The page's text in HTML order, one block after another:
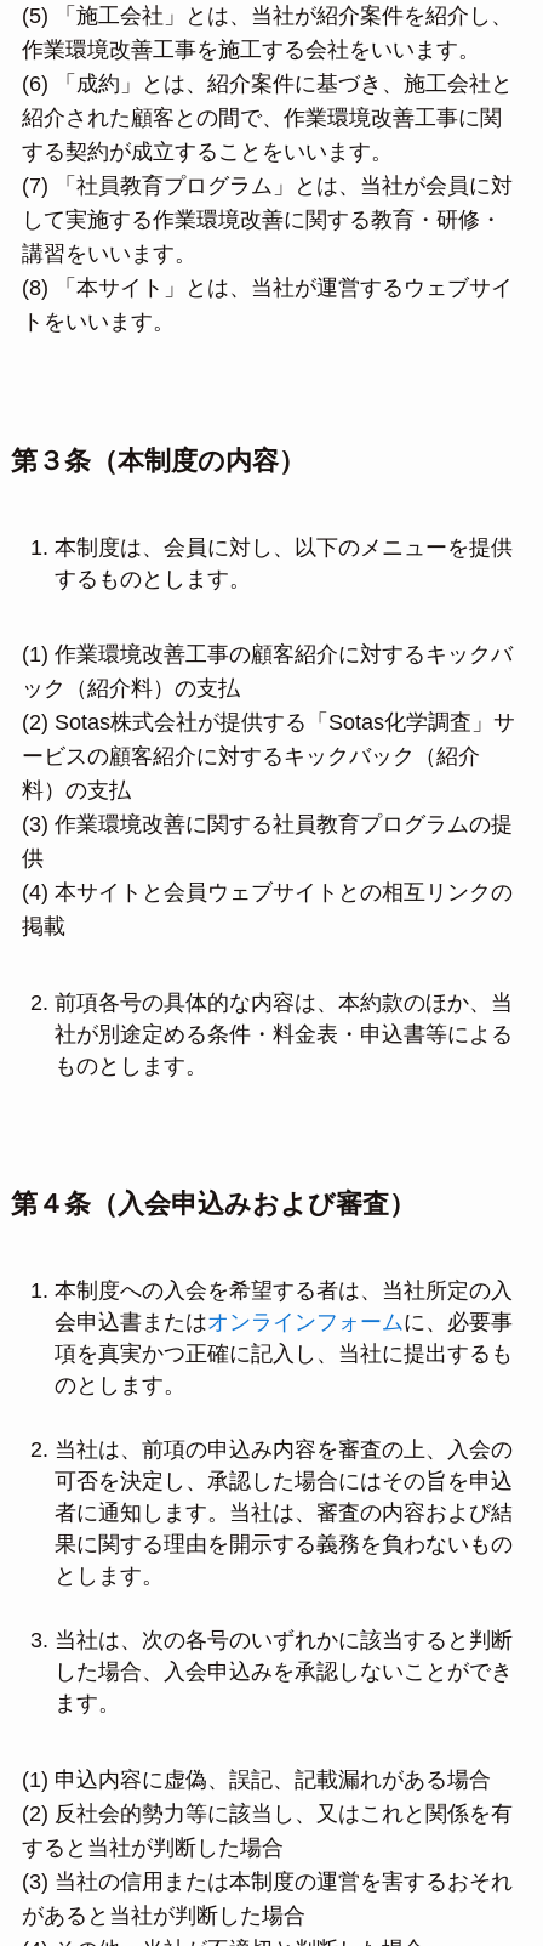
(5) 「施工会社」とは、当社が紹介案件を紹介し、
作業環境改善工事を施工する会社をいいます。
(6) 「成約」とは、紹介案件に基づき、施工会社と
紹介された顧客との間で、作業環境改善工事に関
する契約が成立することをいいます。
(7) 「社員教育プログラム」とは、当社が会員に対
して実施する作業環境改善に関する教育・研修・
講習をいいます。
(8) 「本サイト」とは、当社が運営するウェブサイ
トをいいます。
第３条（本制度の内容）
本制度は、会員に対し、以下のメニューを提供
するものとします。
(1) 作業環境改善工事の顧客紹介に対するキックバ
ック（紹介料）の支払
(2) Sotas株式会社が提供する「Sotas化学調査」サ
ービスの顧客紹介に対するキックバック（紹介
料）の支払
(3) 作業環境改善に関する社員教育プログラムの提
供
(4) 本サイトと会員ウェブサイトとの相互リンクの
掲載
前項各号の具体的な内容は、本約款のほか、当
社が別途定める条件・料金表・申込書等による
ものとします。
第４条（入会申込みおよび審査）
本制度への入会を希望する者は、当社所定の入
会申込書またはオンラインフォームに、必要事
項を真実かつ正確に記入し、当社に提出するも
のとします。
当社は、前項の申込み内容を審査の上、入会の
可否を決定し、承認した場合にはその旨を申込
者に通知します。当社は、審査の内容および結
果に関する理由を開示する義務を負わないもの
とします。
当社は、次の各号のいずれかに該当すると判断
した場合、入会申込みを承認しないことができ
ます。
(1) 申込内容に虚偽、誤記、記載漏れがある場合
(2) 反社会的勢力等に該当し、又はこれと関係を有
すると当社が判断した場合
(3) 当社の信用または本制度の運営を害するおそれ
があると当社が判断した場合